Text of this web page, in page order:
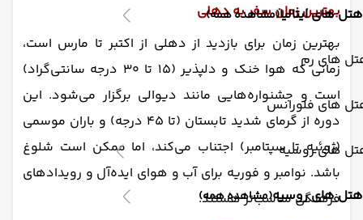
هتل های ایتالیا(مشاهده همه)
های رم
های فلورانس
های روسیه
هتل های روسیه(مشاهده همه)
بهترین زمان سفر به دهلی
بهترین زمان برای بازدید از دهلی از اکتبر تا مارس است،
زمانی که هوا خنک و دلپذیر (۱۵ تا ۳۰ درجه سانتی‌گراد)
است و جشنواره‌هایی مانند دیوالی برگزار می‌شود. این
دوره از گرمای شدید تابستان (تا ۴۵ درجه) و باران موسمی
(ژوئیه تا سپتامبر) اجتناب می‌کند، اما ممکن است شلوغ
باشد. نوامبر و فوریه برای آب و هوای ایده‌آل و رویدادهای
فرهنگی مناسب‌تر هستند.